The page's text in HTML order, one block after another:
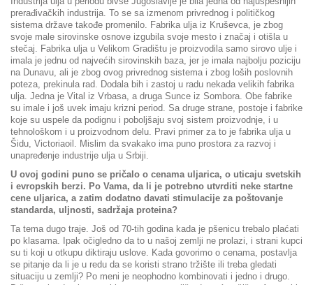
prerađivačkih industrija. To se sa izmenom privrednog i političkog
sistema države takođe promenilo. Fabrika ulja iz Kruševca, je zbog
svoje male sirovinske osnove izgubila svoje mesto i značaj i otišla u
stečaj. Fabrika ulja u Velikom Gradištu je proizvodila samo sirovo ulje i
imala je jednu od najvećih sirovinskih baza, jer je imala najbolju poziciju
na Dunavu, ali je zbog ovog privrednog sistema i zbog loših poslovnih
poteza, prekinula rad. Dodala bih i zastoj u radu nekada velikih fabrika
ulja. Jedna je Vital iz Vrbasa, a druga Sunce iz Sombora. Obe fabrike
su imale i još uvek imaju krizni period. Sa druge strane, postoje i fabrike
koje su uspele da podignu i poboljšaju svoj sistem proizvodnje, i u
tehnološkom i u proizvodnom delu. Pravi primer za to je fabrika ulja u
Šidu, Victoriaoil. Mislim da svakako ima puno prostora za razvoj i
unapređenje industrije ulja u Srbiji.
U ovoj godini puno se pričalo o cenama uljarica, o uticaju svetskih
i evropskih berzi. Po Vama, da li je potrebno utvrditi neke startne
cene uljarica, a zatim dodatno davati stimulacije za poštovanje
standarda, uljnosti, sadržaja proteina?
Ta tema dugo traje. Još od 70-tih godina kada je pšenicu trebalo plaćati
po klasama. Ipak očigledno da to u našoj zemlji ne prolazi, i strani kupci
su ti koji u otkupu diktiraju uslove. Kada govorimo o cenama, postavlja
se pitanje da li je u redu da se koristi strano tržište ili treba gledati
situaciju u zemlji? Po meni je neophodno kombinovati i jedno i drugo.